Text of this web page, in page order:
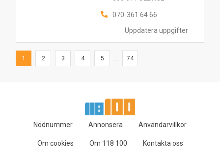
Uppdatera uppgifter
070-361 64 66
1 2 3 4 5 ... 74
Nödnummer Annonsera Användarvillkor
Om cookies Om 118 100 Kontakta oss